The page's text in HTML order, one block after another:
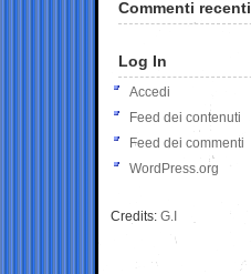
Commenti recenti
Log In
Accedi
Feed dei contenuti
Feed dei commenti
WordPress.org
Credits: G.I